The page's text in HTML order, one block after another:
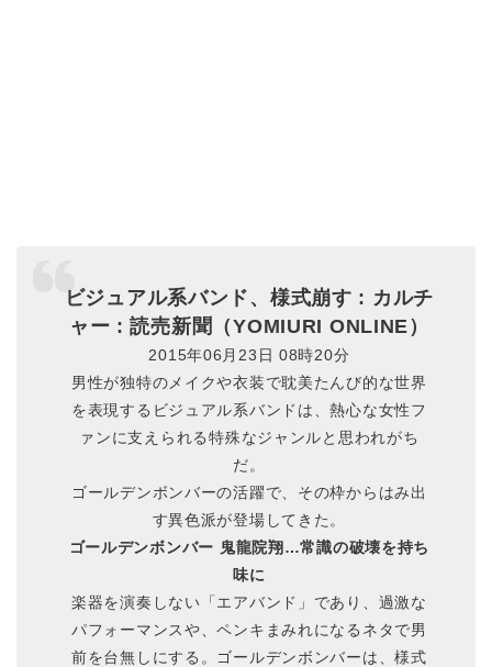
ビジュアル系バンド、様式崩す : カルチ
ャー : 読売新聞（YOMIURI ONLINE）
2015年06月23日 08時20分
男性が独特のメイクや衣装で耽美たんび的な世界
を表現するビジュアル系バンドは、熱心な女性フ
ァンに支えられる特殊なジャンルと思われがち
だ。
ゴールデンボンバーの活躍で、その枠からはみ出
す異色派が登場してきた。
ゴールデンボンバー 鬼龍院翔…常識の破壊を持ち
味に
楽器を演奏しない「エアバンド」であり、過激な
パフォーマンスや、ペンキまみれになるネタで男
前を台無しにする。ゴールデンボンバーは、様式